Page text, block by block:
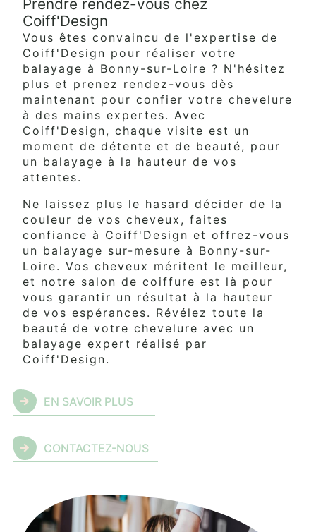
Prendre rendez-vous chez
Coiff'Design
Vous êtes convaincu de l'expertise de
Coiff'Design pour réaliser votre
balayage à Bonny-sur-Loire ? N'hésitez
plus et prenez rendez-vous dès
maintenant pour confier votre chevelure
à des mains expertes. Avec
Coiff'Design, chaque visite est un
moment de détente et de beauté, pour
un balayage à la hauteur de vos
attentes.
Ne laissez plus le hasard décider de la
couleur de vos cheveux, faites
confiance à Coiff'Design et offrez-vous
un balayage sur-mesure à Bonny-sur-
Loire. Vos cheveux méritent le meilleur,
et notre salon de coiffure est là pour
vous garantir un résultat à la hauteur
de vos espérances. Révélez toute la
beauté de votre chevelure avec un
balayage expert réalisé par
Coiff'Design.
EN SAVOIR PLUS
CONTACTEZ-NOUS